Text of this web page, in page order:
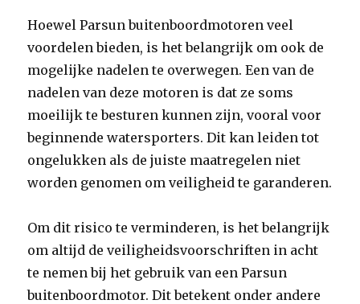
Hoewel Parsun buitenboordmotoren veel
voordelen bieden, is het belangrijk om ook de
mogelijke nadelen te overwegen. Een van de
nadelen van deze motoren is dat ze soms
moeilijk te besturen kunnen zijn, vooral voor
beginnende watersporters. Dit kan leiden tot
ongelukken als de juiste maatregelen niet
worden genomen om veiligheid te garanderen.
Om dit risico te verminderen, is het belangrijk
om altijd de veiligheidsvoorschriften in acht
te nemen bij het gebruik van een Parsun
buitenboordmotor. Dit betekent onder andere